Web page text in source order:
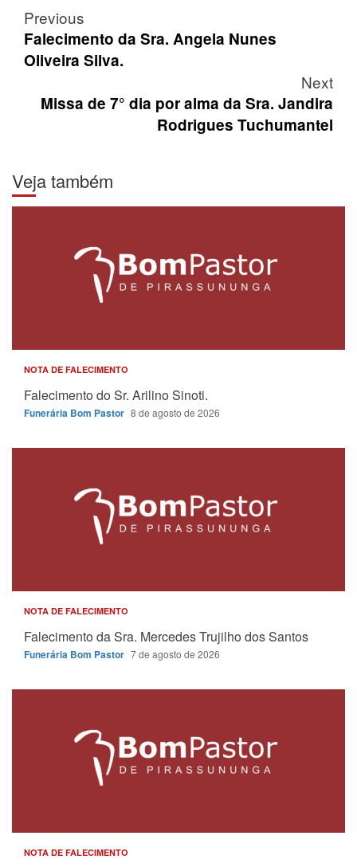
Post
navigation
Previous
Falecimento da Sra. Angela Nunes
Oliveira Silva.
Next
Missa de 7° dia por alma da Sra. Jandira
Rodrigues Tuchumantel
Veja também
NOTA DE FALECIMENTO
Falecimento do Sr. Arilino Sinoti.
Funerária Bom Pastor 8 de agosto de 2026
NOTA DE FALECIMENTO
Falecimento da Sra. Mercedes Trujilho dos Santos
Funerária Bom Pastor 7 de agosto de 2026
NOTA DE FALECIMENTO